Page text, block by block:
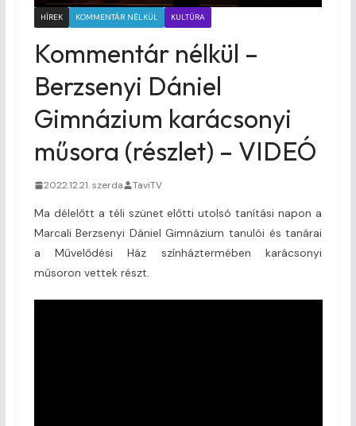
HÍREK KOMMENTÁR NÉLKÜL KULTÚRA
Kommentár nélkül –
Berzsenyi Dániel
Gimnázium karácsonyi
műsora (részlet) – VIDEÓ
2022.12.21. szerda TaviTV
Ma délelőtt a téli szünet előtti utolsó tanítási napon a
Marcali Berzsenyi Dániel Gimnázium tanulói és tanárai
a Művelődési Ház színháztermében karácsonyi
műsoron vettek részt.